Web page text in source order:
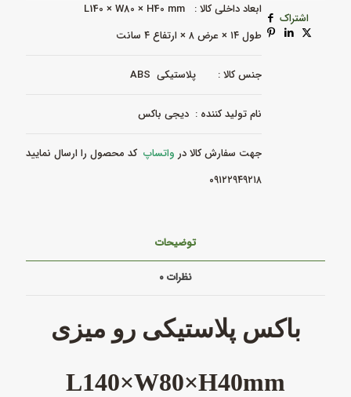
ابعاد داخلی کالا : L140 × W80 × H40 mm
طول ۱۴ × عرض ۸ × ارتفاع ۴ سانت
جنس کالا : پلاستیکی ABS
نام تولید کننده : دیجی باکس
جهت سفارش کالا در واتساپ کد محصول را ارسال نمایید
۰۹۱۲۲۹۴۹۲۱۸
اشتراک
توضیحات
نظرات۰
باکس پلاستیکی رو میزی
L140×W80×H40mm